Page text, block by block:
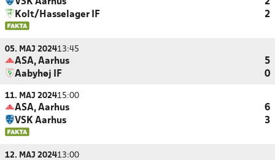
VSK Aarhus
2
Kolt/Hasselager IF
2
05. MAJ 202413:45
ASA, Aarhus
5
Aabyhøj IF
0
11. MAJ 202415:00
ASA, Aarhus
6
VSK Aarhus
3
12. MAJ 202413:00